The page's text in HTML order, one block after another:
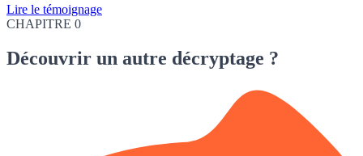
Lire le témoignage
CHAPITRE 0
Découvrir un autre décryptage ?